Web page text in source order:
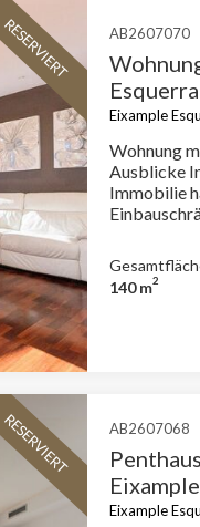
RESERVIERT AB2607070
Eixample
Wohnung
Ausblicke
Immobilie
18/2007
Staatlicher
140 m2
RESERVIERT AB2607068
Eixample